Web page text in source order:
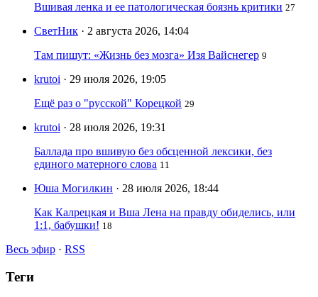
Вшивая ленка и ее патологическая боязнь критики 27
СветНик · 2 августа 2026, 14:04
Там пишут: «Жизнь без мозга» Изя Вайснегер 9
krutoi · 29 июля 2026, 19:05
Ещё раз о "русской" Корецкой 29
krutoi · 28 июля 2026, 19:31
Баллада про вшивую без обсценной лексики, без
единого матерного слова 11
Юша Могилкин · 28 июля 2026, 18:44
Как Калрецкая и Вша Лена на правду обиделись, или
1:1, бабушки! 18
Весь эфир · RSS
Теги